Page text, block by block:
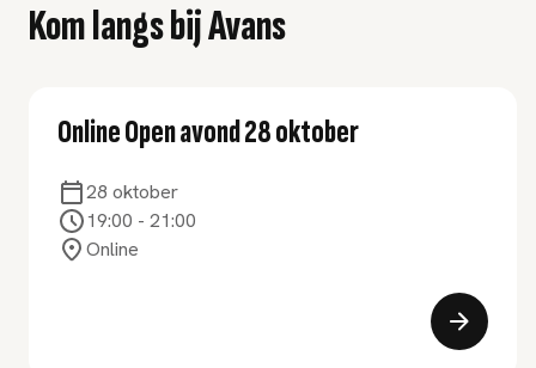
Kom langs bij Avans
Online Open avond 28 oktober
28 oktober
19:00 - 21:00
Online